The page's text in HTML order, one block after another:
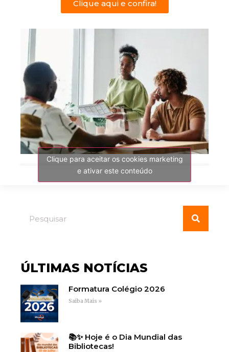
Clique aqui e confira!
Clique para aceitar os cookies marketing
e ativar este conteúdo
ÚLTIMAS NOTÍCIAS
Formatura Colégio 2026
Saiba Mais »
📚✨ Hoje é o Dia Mundial das
Bibliotecas!